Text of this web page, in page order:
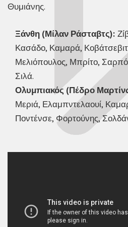
Θυμιάνης.
Ξάνθη (Μίλαν Ράσταβτς):
Κασάδο, Καμαρά,
Μελιόπουλος, Μπρίτο,
Σιλά.
Ολυμπιακός (Πέδρο
Μεριά, Ελαμπντελαουί,
Ποντένσε, Φορτούνης,